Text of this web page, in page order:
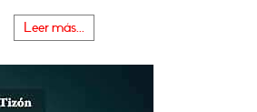
Leer más...